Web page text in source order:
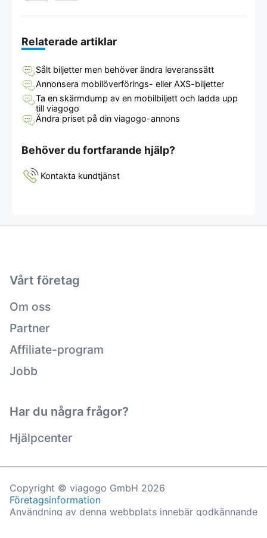
Relaterade artiklar
Sålt biljetter men behöver ändra leveranssätt
Annonsera mobilöverförings- eller AXS-biljetter
Ta en skärmdump av en mobilbiljett och ladda upp
till viagogo
Ändra priset på din viagogo-annons
Behöver du fortfarande hjälp?
Kontakta kundtjänst
Vårt företag
Om oss
Partner
Affiliate-program
Jobb
Har du några frågor?
Hjälpcenter
Copyright © viagogo GmbH 2026
Företagsinformation
Användning av denna webbplats innebär godkännande